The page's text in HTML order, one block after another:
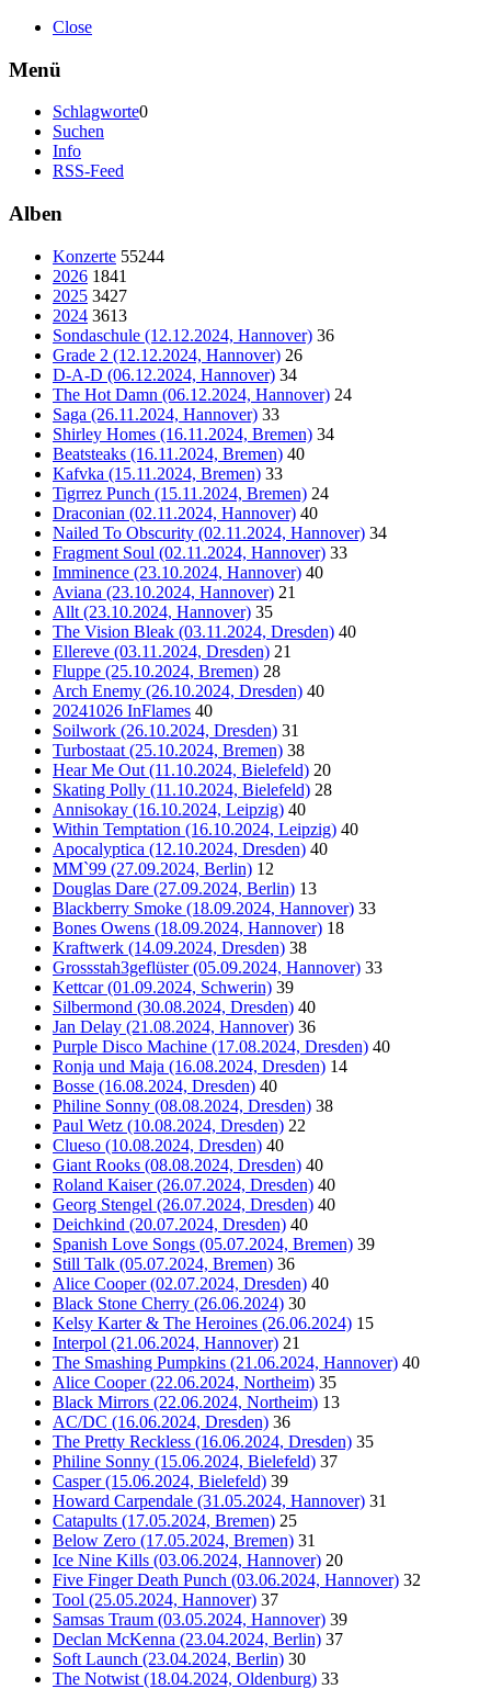
Close
Menü
Schlagworte0
Suchen
Info
RSS-Feed
Alben
Konzerte 55244
2026 1841
2025 3427
2024 3613
Sondaschule (12.12.2024, Hannover) 36
Grade 2 (12.12.2024, Hannover) 26
D-A-D (06.12.2024, Hannover) 34
The Hot Damn (06.12.2024, Hannover) 24
Saga (26.11.2024, Hannover) 33
Shirley Homes (16.11.2024, Bremen) 34
Beatsteaks (16.11.2024, Bremen) 40
Kafvka (15.11.2024, Bremen) 33
Tigrrez Punch (15.11.2024, Bremen) 24
Draconian (02.11.2024, Hannover) 40
Nailed To Obscurity (02.11.2024, Hannover) 34
Fragment Soul (02.11.2024, Hannover) 33
Imminence (23.10.2024, Hannover) 40
Aviana (23.10.2024, Hannover) 21
Allt (23.10.2024, Hannover) 35
The Vision Bleak (03.11.2024, Dresden) 40
Ellereve (03.11.2024, Dresden) 21
Fluppe (25.10.2024, Bremen) 28
Arch Enemy (26.10.2024, Dresden) 40
20241026 InFlames 40
Soilwork (26.10.2024, Dresden) 31
Turbostaat (25.10.2024, Bremen) 38
Hear Me Out (11.10.2024, Bielefeld) 20
Skating Polly (11.10.2024, Bielefeld) 28
Annisokay (16.10.2024, Leipzig) 40
Within Temptation (16.10.2024, Leipzig) 40
Apocalyptica (12.10.2024, Dresden) 40
MM`99 (27.09.2024, Berlin) 12
Douglas Dare (27.09.2024, Berlin) 13
Blackberry Smoke (18.09.2024, Hannover) 33
Bones Owens (18.09.2024, Hannover) 18
Kraftwerk (14.09.2024, Dresden) 38
Grossstah3geflüster (05.09.2024, Hannover) 33
Kettcar (01.09.2024, Schwerin) 39
Silbermond (30.08.2024, Dresden) 40
Jan Delay (21.08.2024, Hannover) 36
Purple Disco Machine (17.08.2024, Dresden) 40
Ronja und Maja (16.08.2024, Dresden) 14
Bosse (16.08.2024, Dresden) 40
Philine Sonny (08.08.2024, Dresden) 38
Paul Wetz (10.08.2024, Dresden) 22
Clueso (10.08.2024, Dresden) 40
Giant Rooks (08.08.2024, Dresden) 40
Roland Kaiser (26.07.2024, Dresden) 40
Georg Stengel (26.07.2024, Dresden) 40
Deichkind (20.07.2024, Dresden) 40
Spanish Love Songs (05.07.2024, Bremen) 39
Still Talk (05.07.2024, Bremen) 36
Alice Cooper (02.07.2024, Dresden) 40
Black Stone Cherry (26.06.2024) 30
Kelsy Karter & The Heroines (26.06.2024) 15
Interpol (21.06.2024, Hannover) 21
The Smashing Pumpkins (21.06.2024, Hannover) 40
Alice Cooper (22.06.2024, Northeim) 35
Black Mirrors (22.06.2024, Northeim) 13
AC/DC (16.06.2024, Dresden) 36
The Pretty Reckless (16.06.2024, Dresden) 35
Philine Sonny (15.06.2024, Bielefeld) 37
Casper (15.06.2024, Bielefeld) 39
Howard Carpendale (31.05.2024, Hannover) 31
Catapults (17.05.2024, Bremen) 25
Below Zero (17.05.2024, Bremen) 31
Ice Nine Kills (03.06.2024, Hannover) 20
Five Finger Death Punch (03.06.2024, Hannover) 32
Tool (25.05.2024, Hannover) 37
Samsas Traum (03.05.2024, Hannover) 39
Declan McKenna (23.04.2024, Berlin) 37
Soft Launch (23.04.2024, Berlin) 30
The Notwist (18.04.2024, Oldenburg) 33